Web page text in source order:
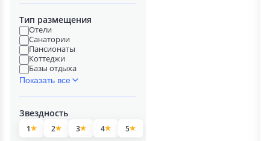
Тип размещения
Отели
Санатории
Пансионаты
Коттеджи
Базы отдыха
Показать все
Звездность
1 2 3 4 5